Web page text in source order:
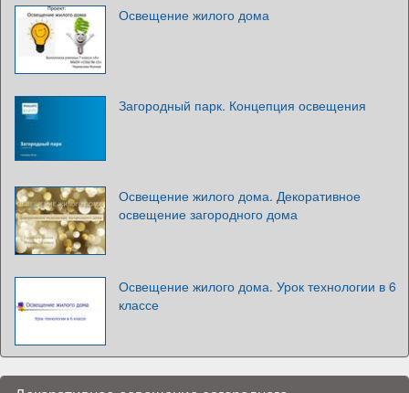
Освещение жилого дома
Загородный парк. Концепция освещения
Освещение жилого дома. Декоративное
освещение загородного дома
Освещение жилого дома. Урок технологии в 6
классе